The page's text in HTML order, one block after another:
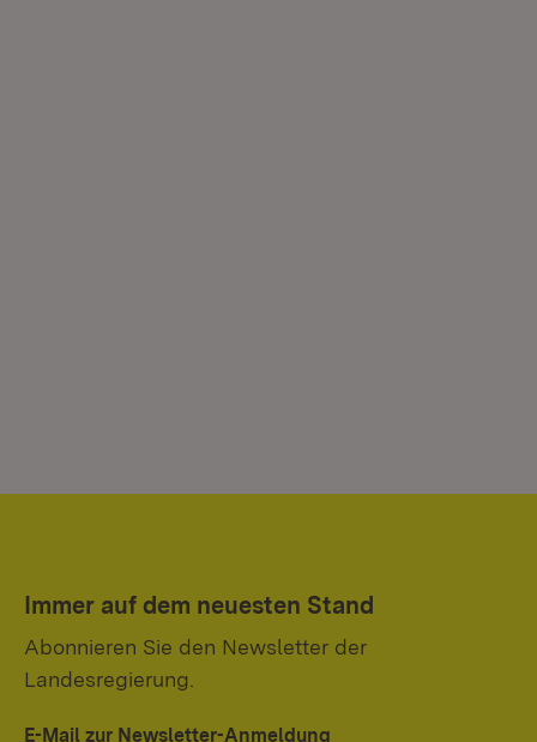
Immer auf dem neuesten Stand
Abonnieren Sie den Newsletter der
Landesregierung.
E-Mail zur Newsletter-Anmeldung